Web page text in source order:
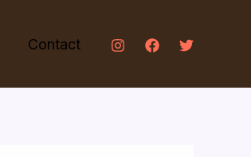
Contact